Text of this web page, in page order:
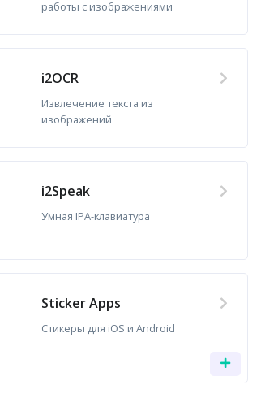
работы с изображениями
i2OCR
Извлечение текста из
изображений
i2Speak
Умная IPA-клавиатура
Sticker Apps
Стикеры для iOS и Android